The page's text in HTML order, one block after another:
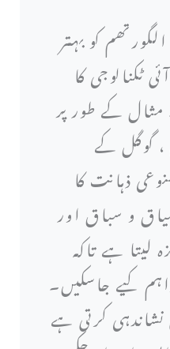
کو بہتر
کا
مثال کے طور پر
، گوگل کے
ذہانت کا
و سباق اور
لیتا ہے تاکہ
کیے جاسکیں۔
کرتی ہے